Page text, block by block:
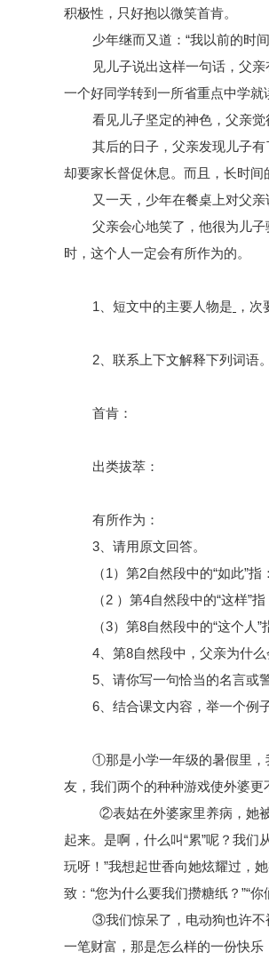
积极性，只好抱以微笑首肯。
少年继而又道： “我以前的时
见儿子说出这样一句话，父
一个好同学转到一所省重点中学就
看见儿子坚定的神色，父亲觉
其后的日子，父亲发现儿子
却要家长督促休息。而且，长时间
又一天，少年在餐桌上对父亲
父亲会心地笑了，他很为儿
时，这个人一定会有所作为的。
1、短文中的主要人物是 ，次
2、联系上下文解释下列词语。
首肯：
出类拔萃：
有所作为：
3、请用原文回答。
（1）第2自然段中的“如此”指：
（2 ）第4自然段中的“这样”指
（3）第8自然段中的“这个人”
4、第8自然段中，父亲为什
5、请你写一句恰当的名言或
6、结合课文内容，举一个例
①那是小学一年级的暑假里，
友，我们两个的种种游戏使外婆更
②表姑在外婆家里养病，她
起来。是啊，什么叫“累”呢？我
玩呀！”我想起世香向她炫耀过，
致：“您为什么要我们攒糖纸？”“
③我们惊呆了，电动狗也许不
一笔财富，那是怎么样的一份快乐